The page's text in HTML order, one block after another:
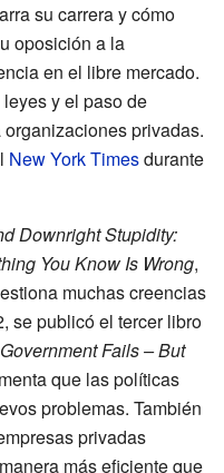
su carrera y cómo
oposición a la
en el libre mercado.
y el paso de
privadas.
New York Timesdurante
Downright Stupidity:
You Know Is Wrong,
muchas creencias
se publicó el tercer libro
Fails – But
que las políticas
problemas. También
privadas
más eficiente que